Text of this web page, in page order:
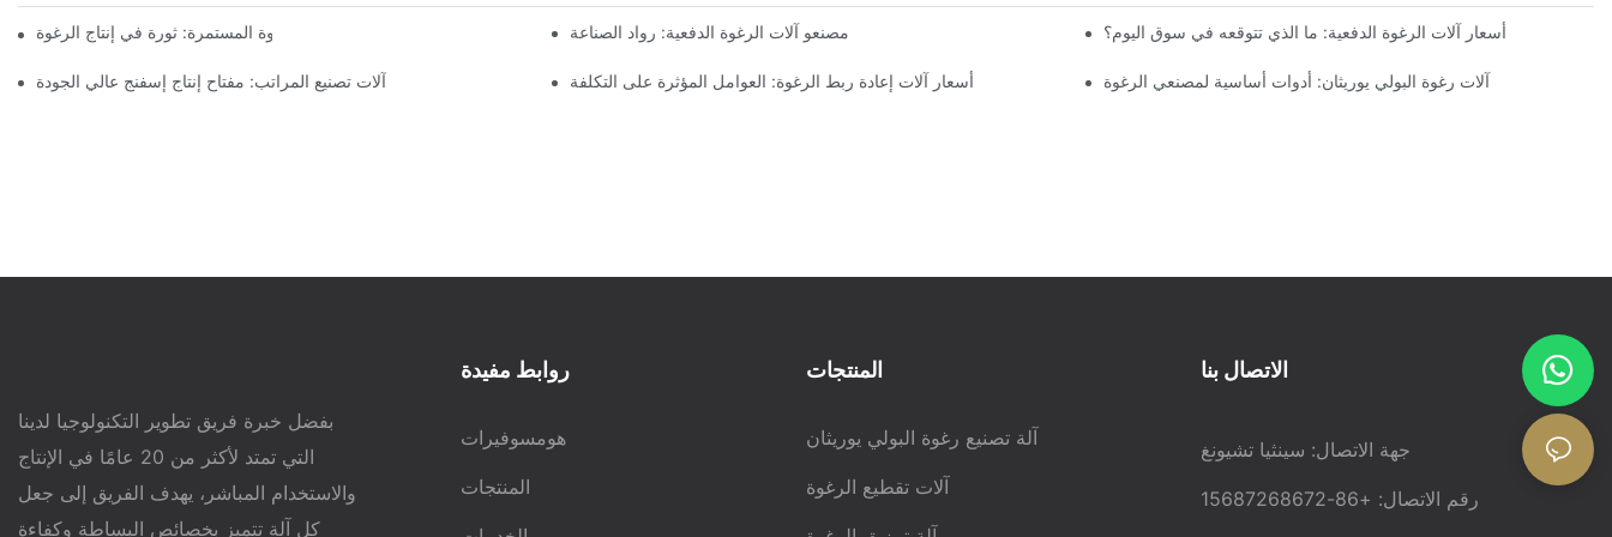
آلات الرغوة المستمرة: ثورة في إنتاج الرغوة مصنعو آلات الرغوة الدفعية: رواد الصناعة أسعار آلات الرغوة الدفعية: ما الذي تتوقعه في سوق اليوم؟
آلات تصنيع المراتب: مفتاح إنتاج إسفنج عالي الجودة أسعار آلات إعادة ربط الرغوة: العوامل المؤثرة على التكلفة آلات رغوة البولي يوريثان: أدوات أساسية لمصنعي الرغوة
بفضل خبرة فريق تطوير التكنولوجيا لدينا
التي تمتد لأكثر من 20 عامًا في الإنتاج
والاستخدام المباشر، يهدف الفريق إلى جعل
كل آلة تتميز بخصائص البساطة وكفاءة
روابط مفيدة
هومسوفيرات
المنتجات
المنتجات
آلة تصنيع رغوة البولي يوريثان
آلات تقطيع الرغوة
الاتصال بنا
جهة الاتصال: سينثيا تشيونغ
رقم الاتصال: +86-15687268672